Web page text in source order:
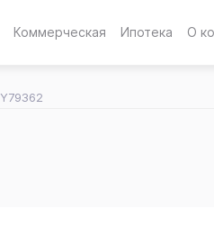
Коммерческая Ипотека О